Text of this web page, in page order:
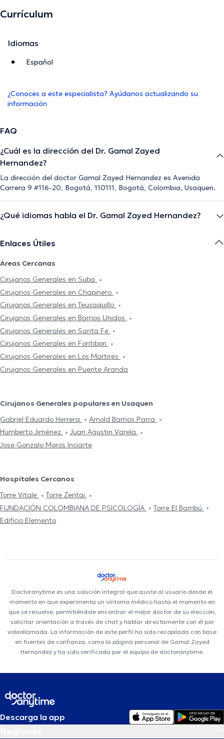
Currículum
Idiomas
Español
¿Conoces a este especialista? Ayúdanos actualizando su
información
FAQ
¿Cuál es la dirección del Dr. Gamal Zayed
Hernandez?
La dirección del doctor Gamal Zayed Hernandez es Avenida
Carrera 9 #116-20, Bogotá, 110111, Bogotá, Colombia, Usaquen.
¿Qué idiomas habla el Dr. Gamal Zayed Hernandez?
Enlaces Útiles
Áreas Cercanas
Cirujanos Generales en Suba
Cirujanos Generales en Chapinero
Cirujanos Generales en Teusaquillo
Cirujanos Generales en Barrios Unidos
Cirujanos Generales en Santa Fe
Cirujanos Generales en Fontibon
Cirujanos Generales en Los Martires
Cirujanos Generales en Puente Aranda
Cirujanos Generales populares en Usaquen
Gabriel Eduardo Herrera
Arnold Barrios Parra
Humberto Jiménez
Juan Agustin Varela
Jose Gonzalo Moros Inciarte
Hospitales Cercanos
Torre Vitale
Torre Zentai
FUNDACIÓN COLOMBIANA DE PSICOLOGÍA
Torre El Bambú
Edificio Elemento
Doctoranytime es una solución integral que asiste al usuario desde el
momento en que experimenta un síntoma médico hasta el momento en
que se resuelve, permitiéndole encontrar el mejor doctor de su elección,
solicitar orientación a través de chat y hablar directamente con él por
videollamada. La información de este perfil ha sido recopilada con base
en fuentes de confianza, como la página personal de Gamal Zayed
Hernandez y ha sido verificada por el equipo de doctoranytime.
Descarga la app